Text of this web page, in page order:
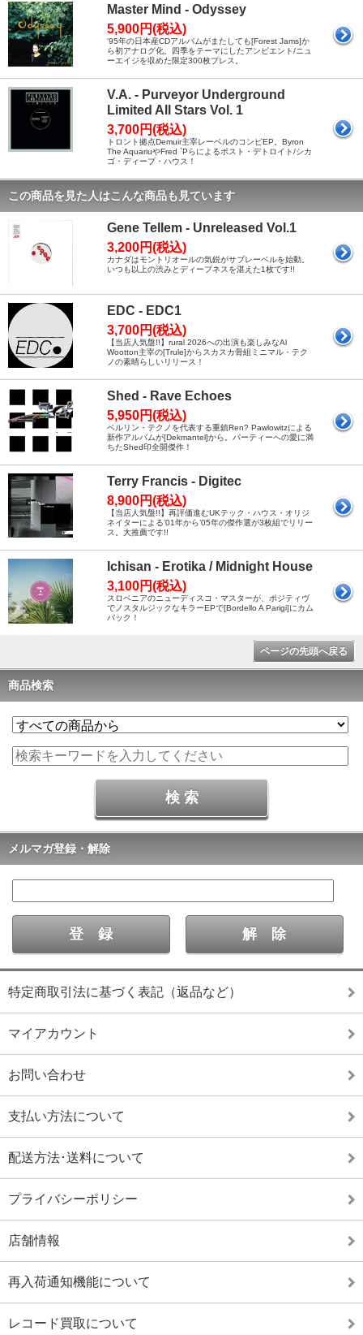
Master Mind - Odyssey
5,900円(税込)
'95年の日本産CDアルバムがまたしても[Forest Jams]か
ら初アナログ化。四季をテーマにしたアンビエント/ニュ
ーエイジを収めた限定300枚プレス。
V.A. - Purveyor Underground
Limited All Stars Vol. 1
3,700円(税込)
トロント拠点Demuir主宰レーベルのコンピEP。Byron
The AquariuやFred `Pらによるポスト・デトロイト/シカ
ゴ・ディープ・ハウス！
この商品を見た人はこんな商品も見ています
Gene Tellem - Unreleased Vol.1
3,200円(税込)
カナダはモントリオールの気鋭がサブレーベルを始動。
いつも以上の渋みとディープネスを湛えた1枚です!!
EDC - EDC1
3,700円(税込)
【当店人気盤!!】rural 2026への出演も楽しみなAl
Wootton主宰の[Trule]からスカスカ骨組ミニマル・テク
ノの素晴らしいリリース！
Shed - Rave Echoes
5,950円(税込)
ベルリン・テクノを代表する重鎮Ren? Pawlowitzによる
新作アルバムが[Dekmantel]から。パーティーへの愛に満
ちたShed印全開傑作！
Terry Francis - Digitec
8,900円(税込)
【当店人気盤!!】再評価進むUKテック・ハウス・オリジ
ネイターによる’01年から’05年の傑作選が3枚組でリリー
ス。大推薦です!!
Ichisan - Erotika / Midnight House
3,100円(税込)
スロベニアのニューディスコ・マスターが、ポジティヴ
でノスタルジックなキラーEPで[Bordello A Parigi]にカム
バック！
ページの先頭へ戻る
商品検索
メルマガ登録・解除
特定商取引法に基づく表記（返品など）
マイアカウント
お問い合わせ
支払い方法について
配送方法･送料について
プライバシーポリシー
店舗情報
再入荷通知機能について
レコード買取について